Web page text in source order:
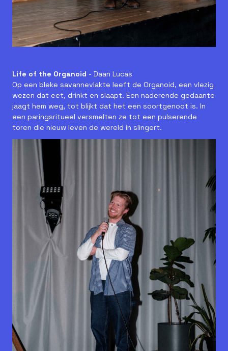
Life of the Organoid - Daan Lucas
Op een bleke savannevlakte leeft de Organoid, een vlezig
wezen dat eet, drinkt en slaapt. Een naderende gedaante
jaagt hem weg, tot blijkt dat het een soortgenoot is. In
een paringsritueel versmelten ze tot een pulserende
toren die nieuw leven de wereld in slingert.